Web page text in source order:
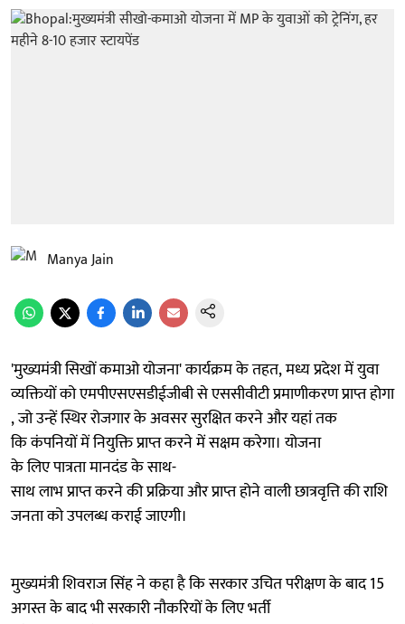
Manya Jain
'मुख्यमंत्री सिखों कमाओ योजना' कार्यक्रम के तहत, मध्य प्रदेश में युवा
व्यक्तियों को एमपीएसएसडीईजीबी से एससीवीटी प्रमाणीकरण प्राप्त होगा
, जो उन्हें स्थिर रोजगार के अवसर सुरक्षित करने और यहां तक ​​
कि कंपनियों में नियुक्ति प्राप्त करने में सक्षम करेगा। योजना
के लिए पात्रता मानदंड के साथ-
साथ लाभ प्राप्त करने की प्रक्रिया और प्राप्त होने वाली छात्रवृत्ति की राशि
जनता को उपलब्ध कराई जाएगी।
मुख्यमंत्री शिवराज सिंह ने कहा है कि सरकार उचित परीक्षण के बाद 15
अगस्त के बाद भी सरकारी नौकरियों के लिए भर्ती